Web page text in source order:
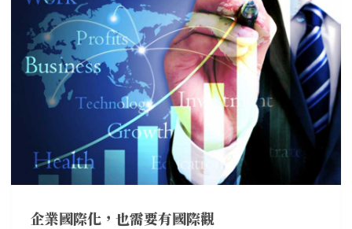
企業國際化，也需要有國際觀